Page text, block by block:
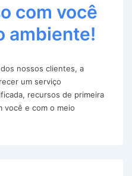
com você
ambiente!
nossos clientes, a
um serviço
recursos de primeira
você e com o meio